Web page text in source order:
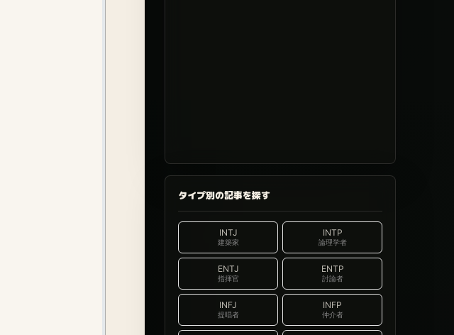
タイプ別の記事を探す
INTJ
建築家
INTP
論理学者
ENTJ
指揮官
ENTP
討論者
INFJ
提唱者
INFP
仲介者